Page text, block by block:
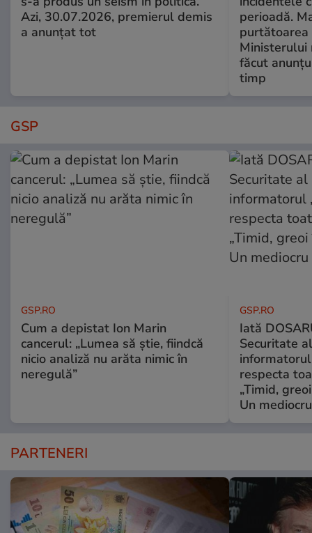
Azi, 30.07.2026, premierul demis
a anunțat tot
perioadă.
purtătoarea
Ministerului
făcut
timp
GSP
GSP.RO
Cum a depistat Ion Marin
cancerul: „Lumea să știe, fiindcă
nicio analiză nu arăta nimic în
neregulă”
GSP.RO
Iată
Securitate
informatorul
respecta
„Timid,
Un
PARTENERI